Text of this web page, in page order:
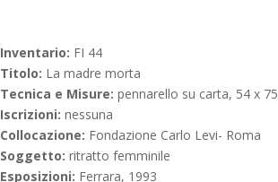
Inventario: FI 44
Titolo: La madre morta
Tecnica e Misure:pennarello su carta, 54 x 75
Iscrizioni:nessuna
Collocazione: Fondazione Carlo Levi- Roma
Soggetto:ritratto femminile
Esposizioni: Ferrara, 1993